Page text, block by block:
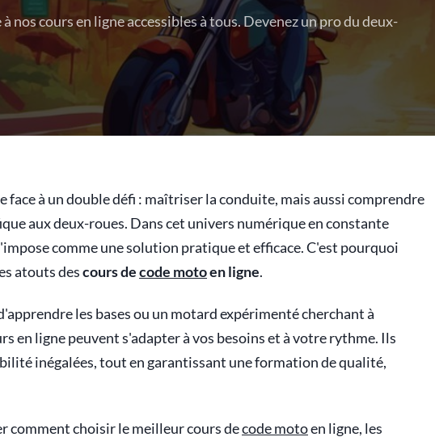
nos cours en ligne accessibles à tous. Devenez un pro du deux-
face à un double défi : maîtriser la conduite, mais aussi comprendre
aux deux-roues. Dans cet univers numérique en constante
comme une solution pratique et efficace. C'est pourquoi
atouts descours decode motoen ligne.
les bases ou un motard expérimenté cherchant à
en ligne peuvent s'adapter à vos besoins et à votre rythme. Ils
inégalées, tout en garantissant une formation de qualité,
comment choisir le meilleur cours decode motoen ligne, les